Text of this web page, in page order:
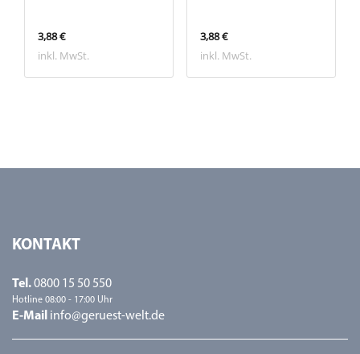
3,88 €
inkl. MwSt.
3,88 €
inkl. MwSt.
KONTAKT
Tel.0800 15 50 550
Hotline 08:00 - 17:00 Uhr
E-Mail info@geruest-welt.de